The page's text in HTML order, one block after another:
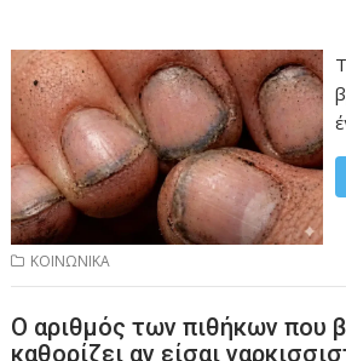
ΚΟΙΝΩΝΙΚΑ
Ο αριθμός των πιθήκων που
καθορίζει αν είσαι